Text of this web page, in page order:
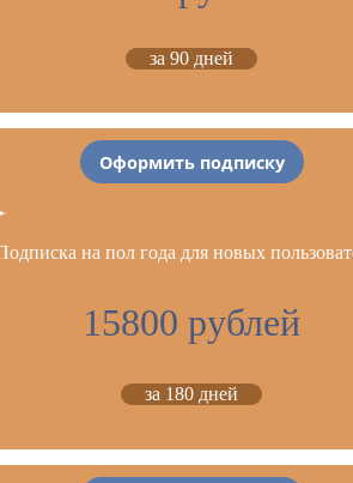
за 90 дней
Оформить подписку
на пол года для новых
15800 рублей
за 180 дней